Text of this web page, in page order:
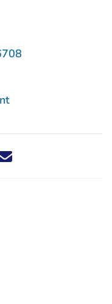
nieuwsbericht via X -
dit nieuwsbericht via
dit nieuwsbericht
Deel dit